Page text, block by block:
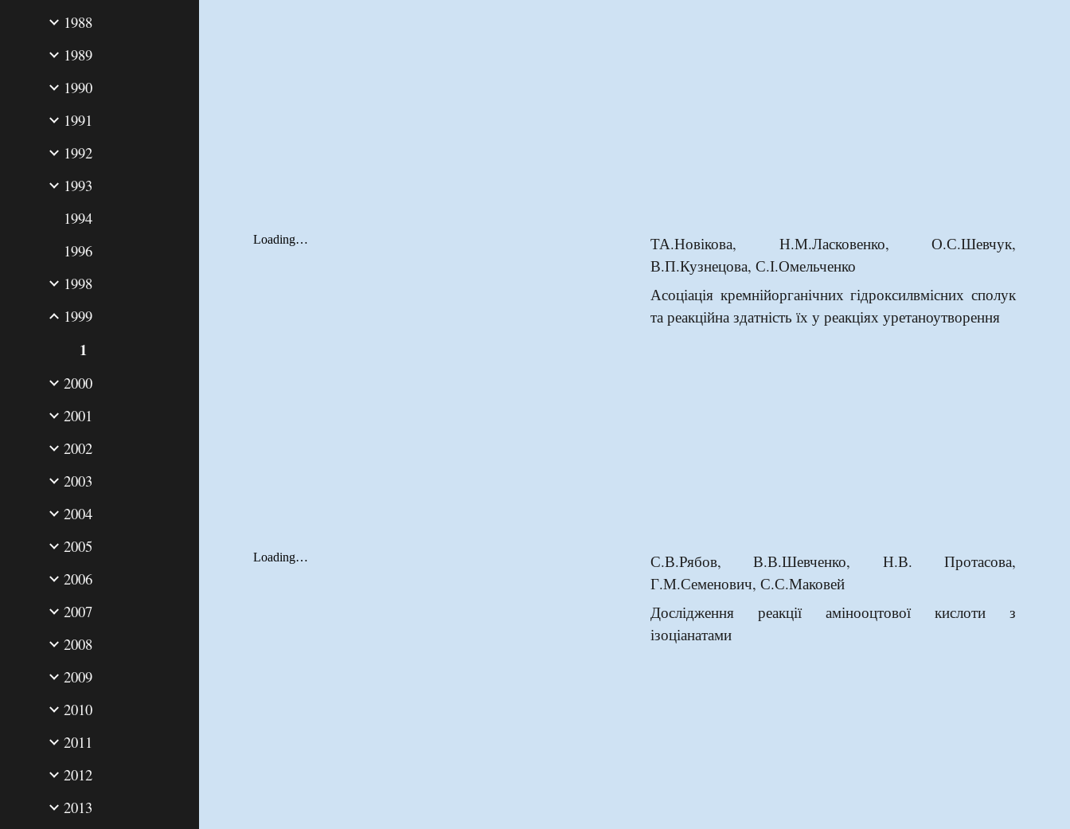
1988
1989
1990
1991
1992
1993
1994
1996
1998
1999
1
2000
2001
2002
2003
2004
2005
2006
2007
2008
2009
2010
2011
2012
2013
ТА.Новікова, Н.М.Ласковенко, О.С.Шевчук,
В.П.Кузнецова, С.І.Омельченко
Асоціація кремнійорганічних гідроксилвмісних сполук
та реакційна здатність їх уреакціях уретаноутворення
С.В.Рябов, В.В.Шевченко, Н.В. Протасова,
Г.М.Семенович, С.С.Маковей
Дослідження реакції амінооцтової кислоти з
ізоціанатами